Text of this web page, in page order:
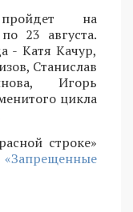
на
23 августа.
- Катя Качур,
Станислав
Игорь
цикла
строке»